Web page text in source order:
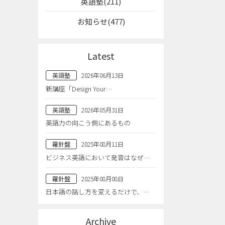
お知らせ(477)
Latest
英語塾 2026年06月13日
新講座「Design Your…
英語塾 2026年05月31日
英語力の向こう側にあるもの
羅針盤 2025年08月11日
ビジネス英語において発音はなぜ…
羅針盤 2025年08月08日
日本語の話し方を変えるだけで、…
Archive